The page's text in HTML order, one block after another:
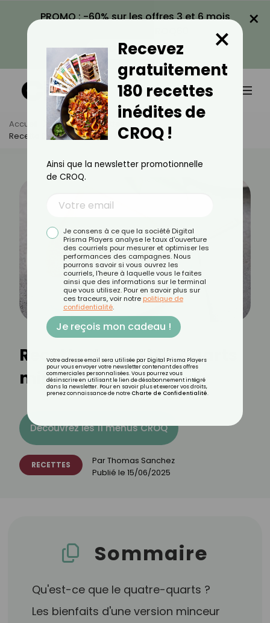
PROMO : -60% sur les offres 3 et 6 mois
VOIR LA PROMO
×
Accueil Actus
Recettes
Recette De Quatre-Quarts Minceur
Recette de quatre-quarts
minceur
Découvrez les 11 menus CROQ
RECETTES ParThomas Sanchez
Publié le 15/06/2025
Sommaire
Qu'est-ce que le quatre-quarts ?
Les bienfaits d'une version minceur
Recevez
gratuitement
180 recettes
inédites de
CROQ !
×
Ainsi que la newsletter promotionnelle
de CROQ.
Je consens à ce que la société Digital
Prisma Players analyse le taux d'ouverture
des courriels pour mesurer et optimiser les
performances des campagnes. Nous
pourrons savoir si vous ouvrez les
courriels, l'heure à laquelle vous le faites
ainsi que des informations sur le terminal
que vous utilisez. Pour en savoir plus sur
ces traceurs, voir notre politique de
confidentialité.
Je reçois mon cadeau !
Votre adresse email sera utilisée par Digital Prisma Players
pour vous envoyer votre newsletter contenant des offres
commerciales personnalisées. Vous pourrez vous
désinscrire en utilisant le lien de désabonnement intégré
dans la newsletter. Pour en savoir plus et exercer vos droits,
prenez connaissance de notre Charte de Confidentialité.